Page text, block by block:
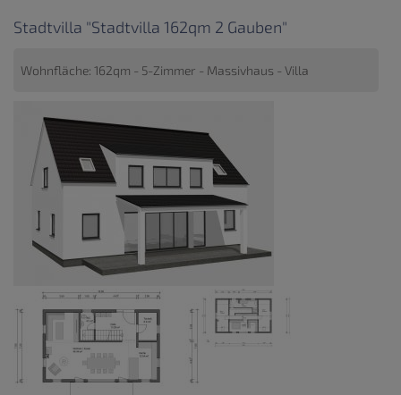
Stadtvilla "Stadtvilla 162qm 2 Gauben"
Wohnfläche: 162qm - 5-Zimmer - Massivhaus - Villa